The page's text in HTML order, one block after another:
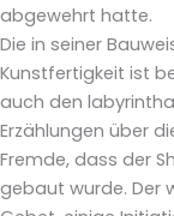
abgewehrt hatte.
Die in seiner
Kunstfertigkeit ist
auch den
Erzählungen über
Fremde, dass der
gebaut wurde. Der